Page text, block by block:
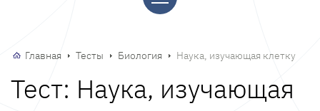
Главная Тесты Биология Наука, изучающая клетку
Тест: Наука, изучающая